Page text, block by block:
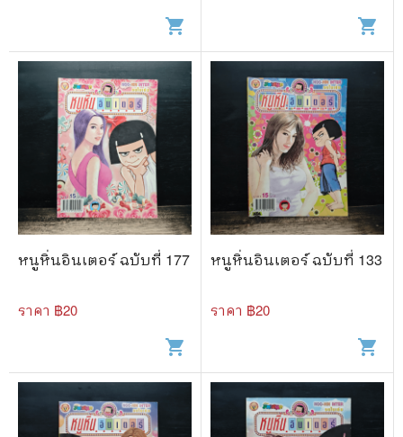
shopping_cart shopping_cart
หนูหิ่นอินเตอร์ ฉบับที่ 177
ราคา ฿20
shopping_cart
หนูหิ่นอินเตอร์ ฉบับที่ 133
ราคา ฿20
shopping_cart